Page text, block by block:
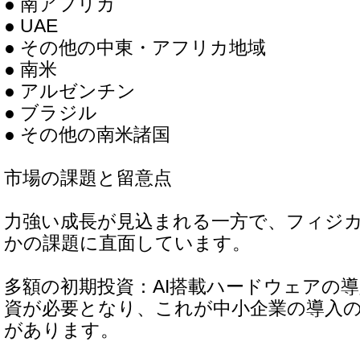
● 南アフリカ
● UAE
● その他の中東・アフリカ地域
● 南米
● アルゼンチン
● ブラジル
● その他の南米諸国
市場の課題と留意点
力強い成長が見込まれる一方で、フィジ
かの課題に直面しています。
多額の初期投資：AI搭載ハードウェアの
資が必要となり、これが中小企業の導入
があります。